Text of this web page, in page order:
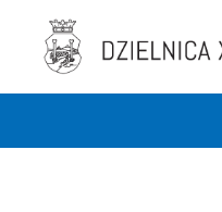
Podgórze 13